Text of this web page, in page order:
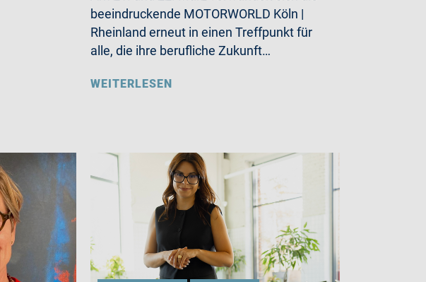
beeindruckende MOTORWORLD Köln |
Rheinland erneut in einen Treffpunkt für
alle, die ihre berufliche Zukunft…
WEITERLESEN